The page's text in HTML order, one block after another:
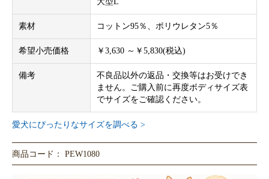
素材 コットン95％、ポリウレタン5％
希望小売価格 ￥3,630 ～￥5,830(税込)
備考
不良品以外の返品・交換等はお受けでき
ません。ご購入前に再度ボディサイズ表
でサイズをご確認ください。
愛犬にぴったりなサイズを調べる >
商品コード： PEW1080